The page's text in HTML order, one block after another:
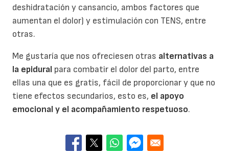
deshidratación y cansancio, ambos factores que
aumentan el dolor) y estimulación con TENS, entre
otras.
Me gustaría que nos ofreciesen otras alternativas a
la epidural para combatir el dolor del parto, entre
ellas una que es gratis, fácil de proporcionar y que no
tiene efectos secundarios, esto es, el apoyo
emocional y el acompañamiento respetuoso.